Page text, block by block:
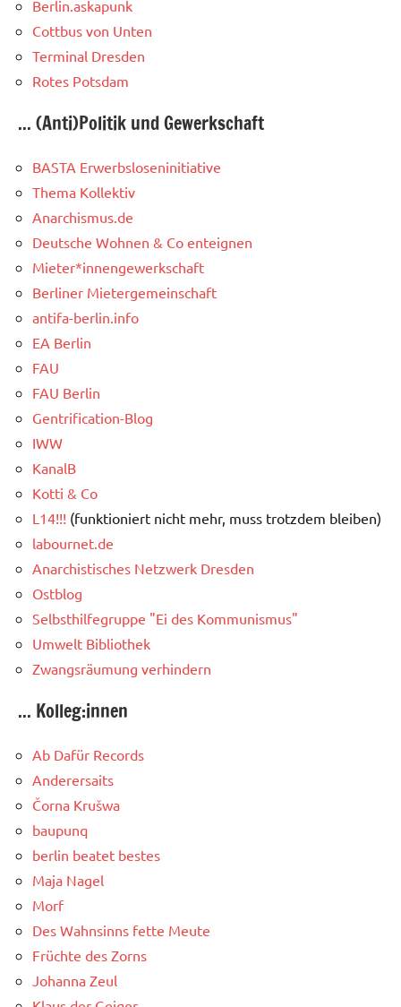
Berlin.askapunk
Cottbus von Unten
Terminal Dresden
Rotes Potsdam
... (Anti)Politik und Gewerkschaft
BASTA Erwerbsloseninitiative
Thema Kollektiv
Anarchismus.de
Deutsche Wohnen & Co enteignen
Mieter*innengewerkschaft
Berliner Mietergemeinschaft
antifa-berlin.info
EA Berlin
FAU
FAU Berlin
Gentrification-Blog
IWW
KanalB
Kotti & Co
L14!!! (funktioniert nicht mehr, muss trotzdem bleiben)
labournet.de
Anarchistisches Netzwerk Dresden
Ostblog
Selbsthilfegruppe "Ei des Kommunismus"
Umwelt Bibliothek
Zwangsräumung verhindern
... Kolleg:innen
Ab Dafür Records
Anderersaits
Čorna Krušwa
baupunq
berlin beatet bestes
Maja Nagel
Morf
Des Wahnsinns fette Meute
Früchte des Zorns
Johanna Zeul